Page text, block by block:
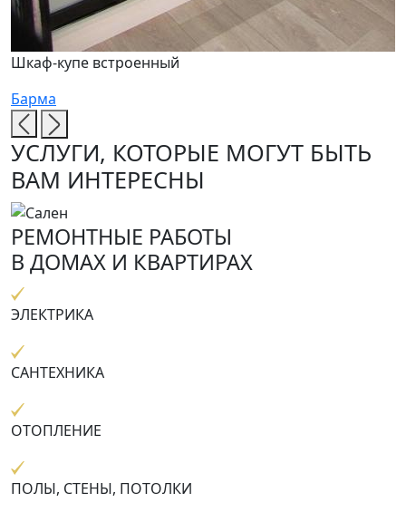
Шкаф-купе встроенный
Барма
УСЛУГИ, КОТОРЫЕ МОГУТ БЫТЬ
ВАМ ИНТЕРЕСНЫ
РЕМОНТНЫЕ РАБОТЫ
В ДОМАХ И КВАРТИРАХ
ЭЛЕКТРИКА
САНТЕХНИКА
ОТОПЛЕНИЕ
ПОЛЫ, СТЕНЫ, ПОТОЛКИ